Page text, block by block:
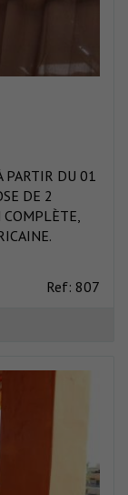
PARTIR DU 01
DE 2
Ref: 807